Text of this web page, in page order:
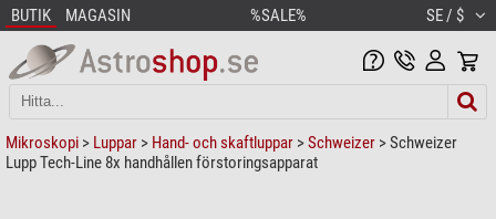
BUTIK MAGASIN %SALE% SE / $
Mikroskopi > Luppar > Hand- och skaftluppar >Schweizer > Schweizer
Lupp Tech-Line 8x handhållen förstoringsapparat